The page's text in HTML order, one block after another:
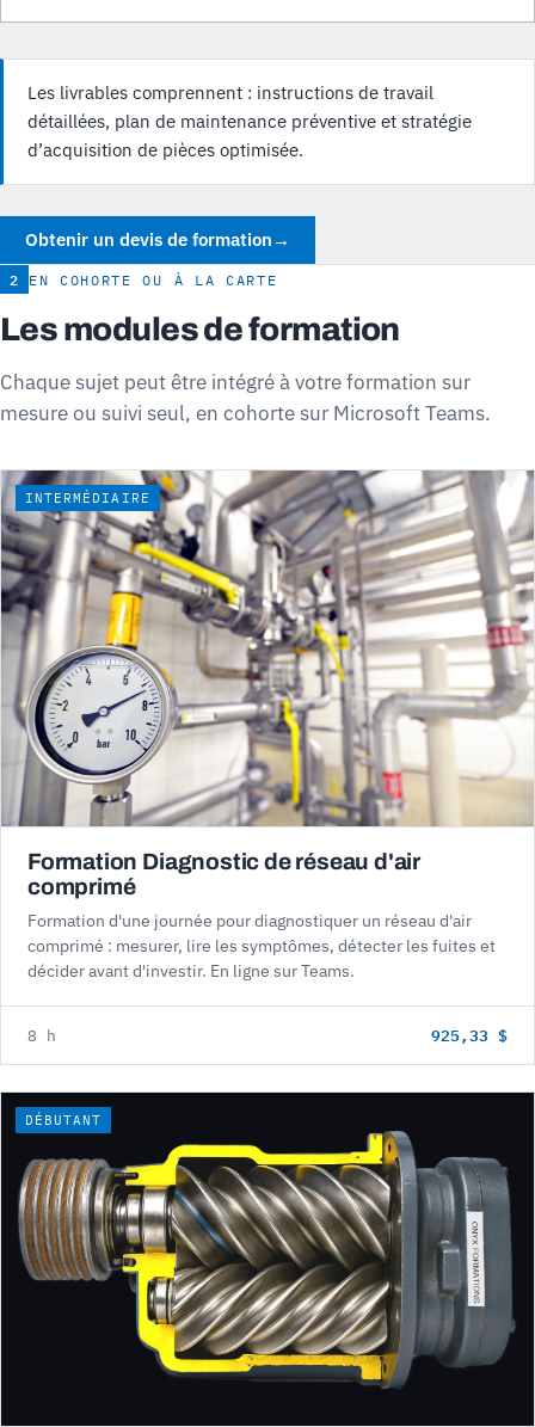
Les livrables comprennent : instructions de travail
détaillées, plan de maintenance préventive et stratégie
d’acquisition de pièces optimisée.
Obtenir un devis de formation →
2 EN COHORTE OU À LA CARTE
Les modules de formation
Chaque sujet peut être intégré à votre formation sur
mesure ou suivi seul, en cohorte sur Microsoft Teams.
INTERMÉDIAIRE
Formation Diagnostic de réseau d'air
comprimé
Formation d'une journée pour diagnostiquer un réseau d'air
comprimé : mesurer, lire les symptômes, détecter les fuites et
décider avant d'investir. En ligne sur Teams.
8 h 925,33 $
DÉBUTANT